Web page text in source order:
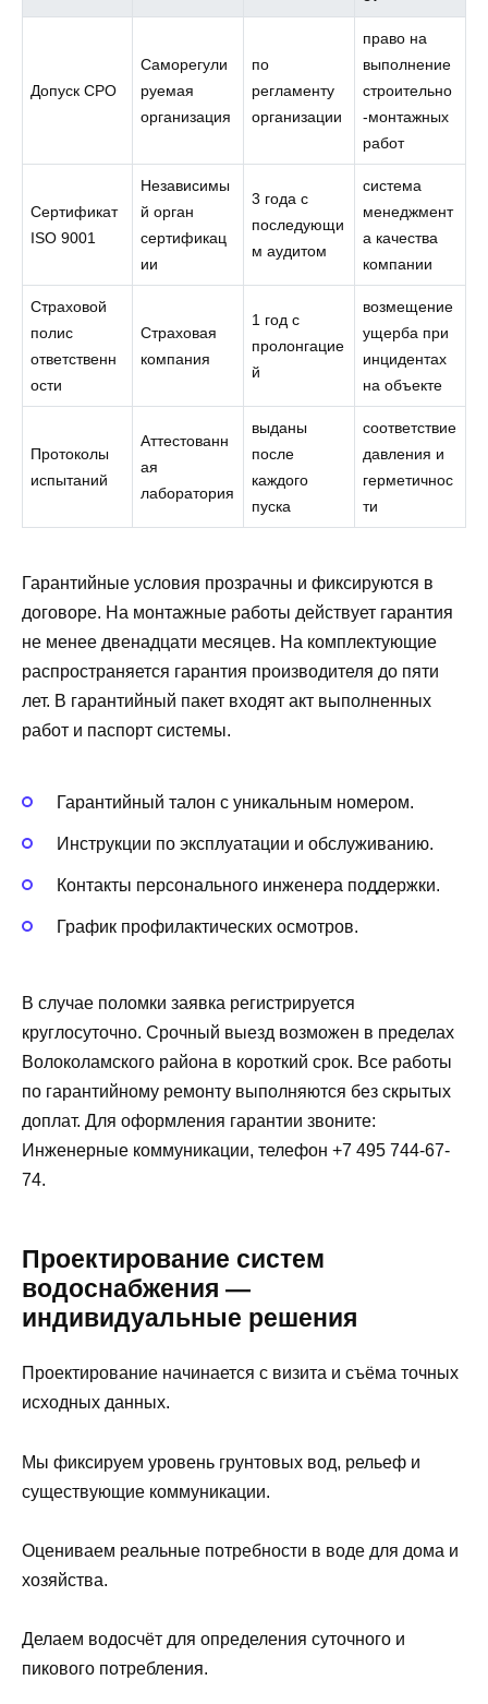
Допуск СРО
Саморегули
руемая
организация
по
регламенту
организации
право на
выполнение
строительно
-монтажных
работ
Сертификат
ISO 9001
Независимы
й орган
сертификац
ии
3 года с
последующи
м аудитом
система
менеджмент
а качества
компании
Страховой
полис
ответственн
ости
Страховая
компания
1 год с
пролонгацие
й
возмещение
ущерба при
инцидентах
на объекте
Протоколы
испытаний
Аттестованн
ая
лаборатория
выданы
после
каждого
пуска
соответствие
давления и
герметичнос
ти
Гарантийные условия прозрачны и фиксируются в
договоре. На монтажные работы действует гарантия
не менее двенадцати месяцев. На комплектующие
распространяется гарантия производителя до пяти
лет. В гарантийный пакет входят акт выполненных
работ и паспорт системы.
Гарантийный талон с уникальным номером.
Инструкции по эксплуатации и обслуживанию.
Контакты персонального инженера поддержки.
График профилактических осмотров.
В случае поломки заявка регистрируется
круглосуточно. Срочный выезд возможен в пределах
Волоколамского района в короткий срок. Все работы
по гарантийному ремонту выполняются без скрытых
доплат. Для оформления гарантии звоните:
Инженерные коммуникации, телефон +7 495 744-67-
74.
Проектирование систем
водоснабжения —
индивидуальные решения
Проектирование начинается с визита и съёма точных
исходных данных.
Мы фиксируем уровень грунтовых вод, рельеф и
существующие коммуникации.
Оцениваем реальные потребности в воде для дома и
хозяйства.
Делаем водосчёт для определения суточного и
пикового потребления.